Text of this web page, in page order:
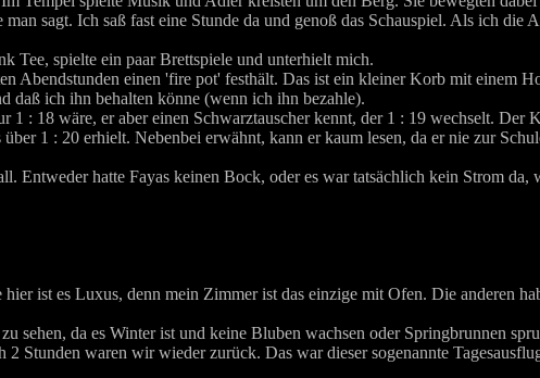
sagt. Ich saß fast eine Stunde da und genoß das Schauspiel. Als ich die
Tee, spielte ein paar Brettspiele und unterhielt mich.
Abendstunden einen 'fire pot' festhält. Das ist ein kleiner Korb mit einem
daß ich ihn behalten könne (wenn ich ihn bezahle).
: 18 wäre, er aber einen Schwarztauscher kennt, der 1 : 19 wechselt. Der
1 : 20 erhielt. Nebenbei erwähnt, kann er kaum lesen, da er nie zur
hatte Fayas keinen Bock, oder es war tatsächlich kein Strom da,
ist es Luxus, denn mein Zimmer ist das einzige mit Ofen. Die anderen
sehen, da es Winter ist und keine Bluben wachsen oder Springbrunnen
Stunden waren wir wieder zurück. Das war dieser sogenannte